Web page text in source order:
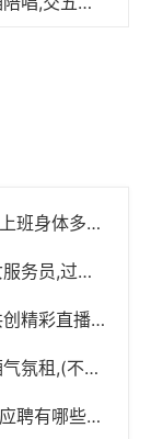
杭州新开的酒吧ktv招聘商务迎宾,夜场上班身体多久会垮
杭州上城区丁兰街道附近夜总会招聘女服务员,过年放假吗？
招聘主播文案广告（诚邀主播加入，共创精彩直播之旅！）
杭州钱塘区前进街道附近夜场招聘包厢气氛租,(不用交台费)
杭州什么地方有夜场ktv招聘商务迎宾,应聘有哪些要求